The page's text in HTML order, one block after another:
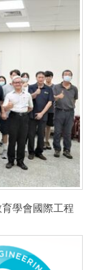
學會國際工程